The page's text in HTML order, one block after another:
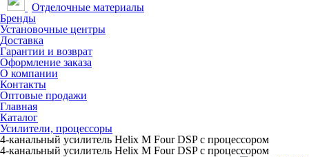
Отделочные материалы
Бренды
Установочные центры
Доставка
Гарантии и возврат
Оформление заказа
О компании
Контакты
Оптовые продажи
Главная
Каталог
Усилители, процессоры
4-канальный усилитель Helix M Four DSP c процессором
4-канальный усилитель Helix M Four DSP c процессором